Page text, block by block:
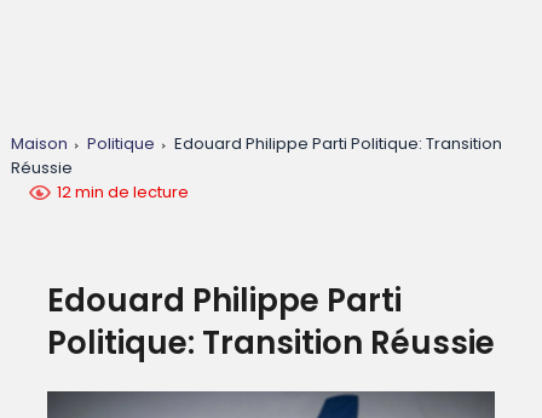
Maison Politique
Edouard Philippe Parti Politique: Transition
Réussie
12 min de lecture
Edouard Philippe Parti
Politique: Transition Réussie